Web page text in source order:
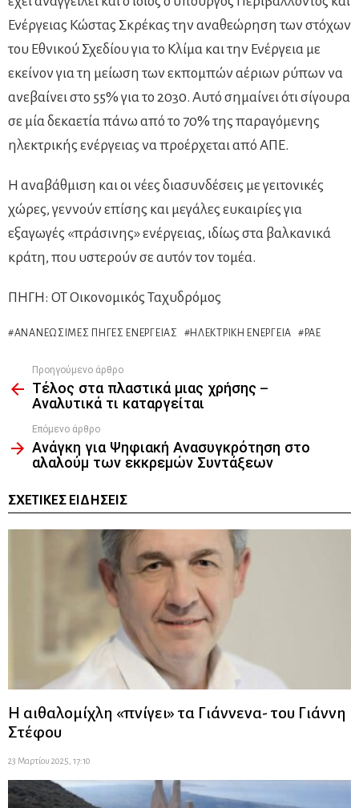
Ενέργειας Κώστας Σκρέκας την αναθεώρηση των στόχων
του Εθνικού Σχεδίου για το Κλίμα και την Ενέργεια με
εκείνον για τη μείωση των εκπομπών αέριων ρύπων να
ανεβαίνει στο 55% για το 2030. Αυτό σημαίνει ότι σίγουρα
σε μία δεκαετία πάνω από το 70% της παραγόμενης
ηλεκτρικής ενέργειας να προέρχεται από ΑΠΕ.
Η αναβάθμιση και οι νέες διασυνδέσεις με γειτονικές
χώρες, γεννούν επίσης και μεγάλες ευκαιρίες για
εξαγωγές «πράσινης» ενέργειας, ιδίως στα βαλκανικά
κράτη, που υστερούν σε αυτόν τον τομέα.
ΠΗΓΗ: ΟΤ Οικονομικός Ταχυδρόμος
ΑΝΑΝΕΏΣΙΜΕΣ ΠΗΓΈΣ ΕΝΈΡΓΕΙΑΣ ΗΛΕΚΤΡΙΚΉ ΕΝΈΡΓΕΙΑ ΡΑΕ
more
Προηγούμενο άρθρο
Τέλος στα πλαστικά μιας χρήσης –
Αναλυτικά τι καταργείται
Επόμενο άρθρο
Ανάγκη για Ψηφιακή Ανασυγκρότηση στο
αλαλούμ των εκκρεμών Συντάξεων
ΣΧΕΤΙΚΈΣ ΕΙΔΉΣΕΙΣ
Η αιθαλομίχλη «πνίγει» τα Γιάννενα- του Γιάννη
Στέφου
23 Μαρτίου 2025, 17:10